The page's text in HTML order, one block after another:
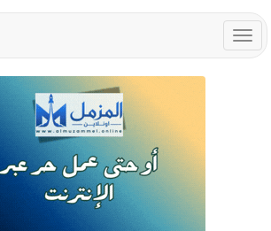
Toggle
navigation